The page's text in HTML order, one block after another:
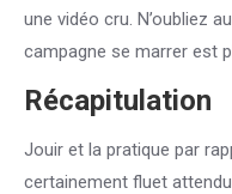
une vidéo cru. N’oubliez
campagne se marrer est
Récapitulation
Jouir et la pratique par
certainement fluet